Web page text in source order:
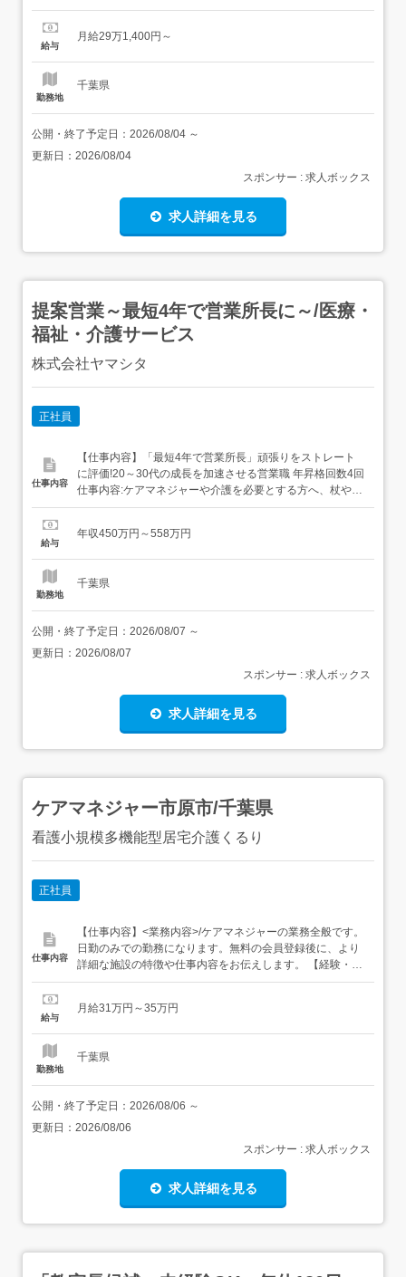
数・国語・理科・社会 (1教科専任、主に小学生指導となり
受験レベルを想定<担当生徒>小学生から高校生までが対象
給与
月給29万1,400円～
勤務地
千葉県
公開・終了予定日： 2026/08/04 ～
更新日： 2026/08/04
スポンサー : 求人ボックス
求人詳細を見る
提案営業～最短4年で営業所長に～/医療・
福祉・介護サービス
株式会社ヤマシタ
正社員
仕事内容
【仕事内容】「最短4年で営業所長」頑張りをストレート
に評価!20～30代の成長を加速させる営業職 年昇格回数4回
仕事内容:ケアマネジャーや介護を必要とする方へ、杖や車
いす、電動ベッドなどの介護用品を提案していただきま
護保険サービスを受けられるよう、ケアプランの作成や、
給与
年収450万円～558万円
勤務地
千葉県
公開・終了予定日： 2026/08/07 ～
更新日： 2026/08/07
スポンサー : 求人ボックス
求人詳細を見る
ケアマネジャー市原市/千葉県
看護小規模多機能型居宅介護くるり
正社員
仕事内容
【仕事内容】<業務内容>/ケアマネジャーの業務全般です。
日勤のみでの勤務になります。無料の会員登録後に、より
詳細な施設の特徴や仕事内容をお伝えします。 【経験・資
格】ケアマネジャー 【給与】月収310000~350000円 賞与
【勤務地】千葉県市原市菊間1443-1 【市区町村】市原市
給与
月給31万円～35万円
勤務地
千葉県
公開・終了予定日： 2026/08/06 ～
更新日： 2026/08/06
スポンサー : 求人ボックス
求人詳細を見る